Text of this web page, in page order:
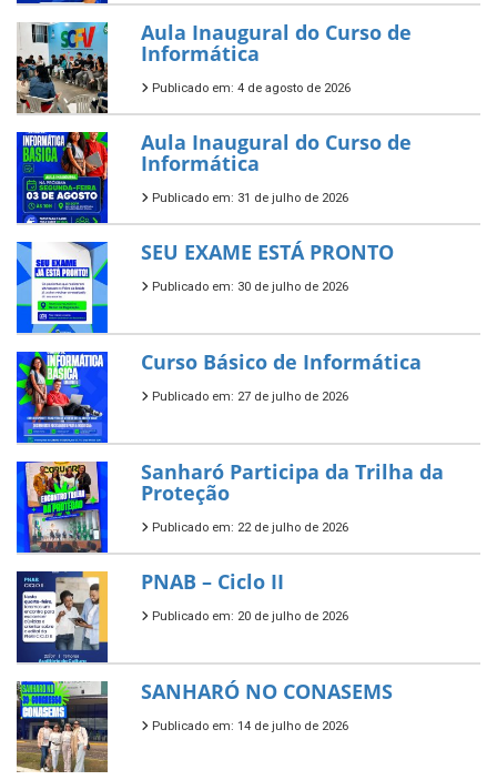
Aula Inaugural do Curso de
Informática
Publicado em: 4 de agosto de 2026
Aula Inaugural do Curso de
Informática
Publicado em: 31 de julho de 2026
SEU EXAME ESTÁ PRONTO
Publicado em: 30 de julho de 2026
Curso Básico de Informática
Publicado em: 27 de julho de 2026
Sanharó Participa da Trilha da
Proteção
Publicado em: 22 de julho de 2026
PNAB – Ciclo II
Publicado em: 20 de julho de 2026
SANHARÓ NO CONASEMS
Publicado em: 14 de julho de 2026